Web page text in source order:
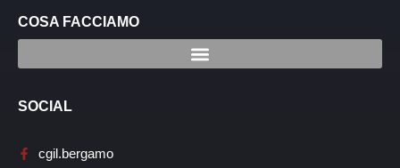
COSA FACCIAMO
SOCIAL
cgil.bergamo